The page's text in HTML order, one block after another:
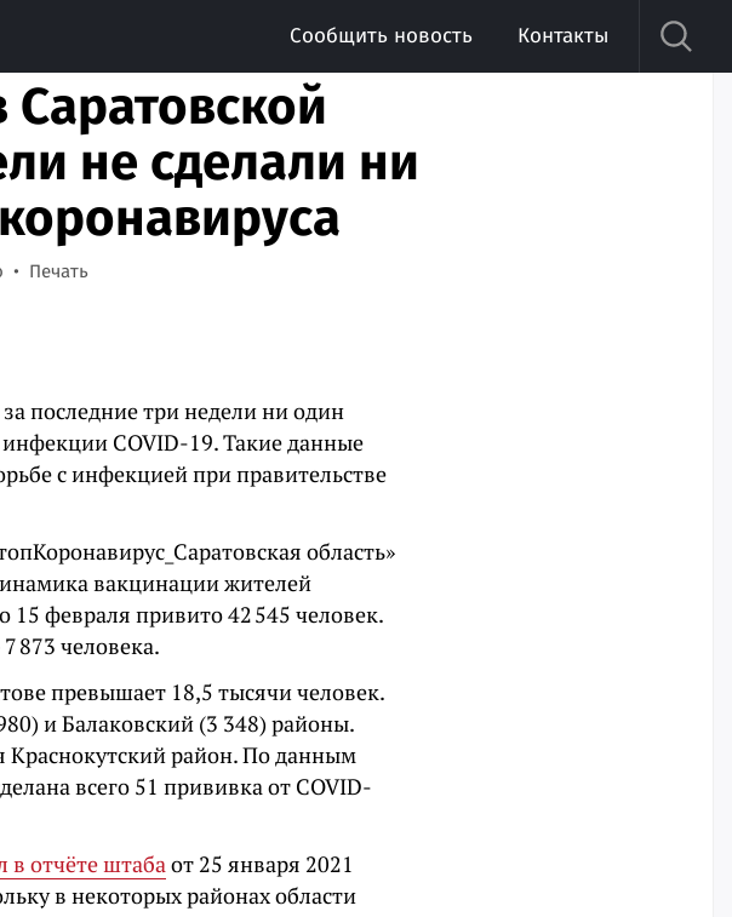
Сообщить новость Контакты
не сделали ни
Печать
последние три недели ни один
COVID-19. Такие данные
с инфекцией при правительстве
область»
вакцинации жителей
15 февраля привито 42 545 человек.
873 человека.
превышает 18,5 тысячи человек.
и Балаковский (3 348) районы.
Краснокутский район. По данным
всего 51 прививка от COVID-
в отчёте штабаот 25 января 2021
в некоторых районах области